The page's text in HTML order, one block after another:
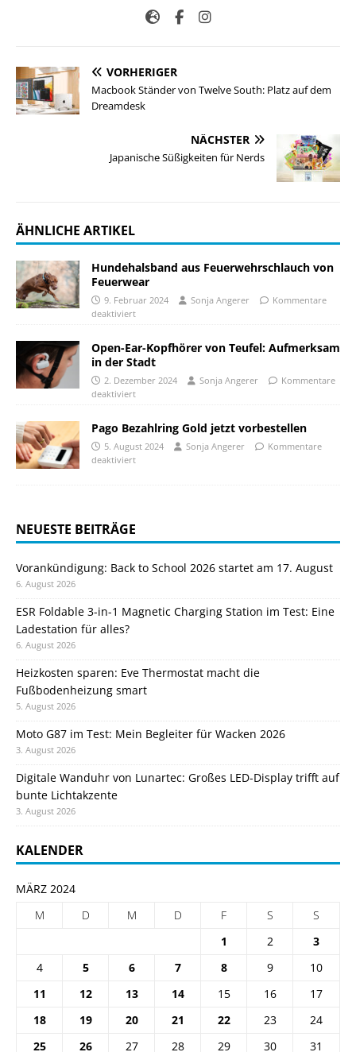
VORHERIGER
Macbook Ständer von Twelve South: Platz auf dem
Dreamdesk
NÄCHSTER
Japanische Süßigkeiten für Nerds
ÄHNLICHE ARTIKEL
Hundehalsband aus Feuerwehrschlauch von
Feuerwear
9. Februar 2024 Sonja Angerer
Kommentare
deaktiviert
Open-Ear-Kopfhörer von Teufel: Aufmerksam
in der Stadt
2. Dezember 2024 Sonja Angerer
Kommentare
deaktiviert
Pago Bezahlring Gold jetzt vorbestellen
5. August 2024 Sonja Angerer
Kommentare
deaktiviert
NEUESTE BEITRÄGE
Vorankündigung: Back to School 2026 startet am 17. August
6. August 2026
ESR Foldable 3-in-1 Magnetic Charging Station im Test: Eine
Ladestation für alles?
6. August 2026
Heizkosten sparen: Eve Thermostat macht die
Fußbodenheizung smart
5. August 2026
Moto G87 im Test: Mein Begleiter für Wacken 2026
3. August 2026
Digitale Wanduhr von Lunartec: Großes LED-Display trifft auf
bunte Lichtakzente
3. August 2026
KALENDER
MÄRZ 2024
M
D M D F S
S
1
2
3
4
5 6 7 8 9
10
11
12 13 14 15 16
17
18
19 20 21 22 23
24
25
26 27 28 29 30 31